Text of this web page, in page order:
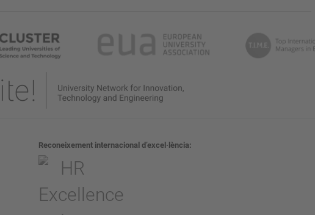
Reconeixement internacional d’excel·lència